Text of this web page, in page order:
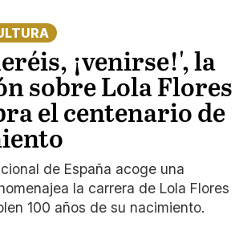
¡venirse!', la
sobre Lola Flores
el centenario de
de España acoge una
la carrera de Lola Flores
100 años de su nacimiento.